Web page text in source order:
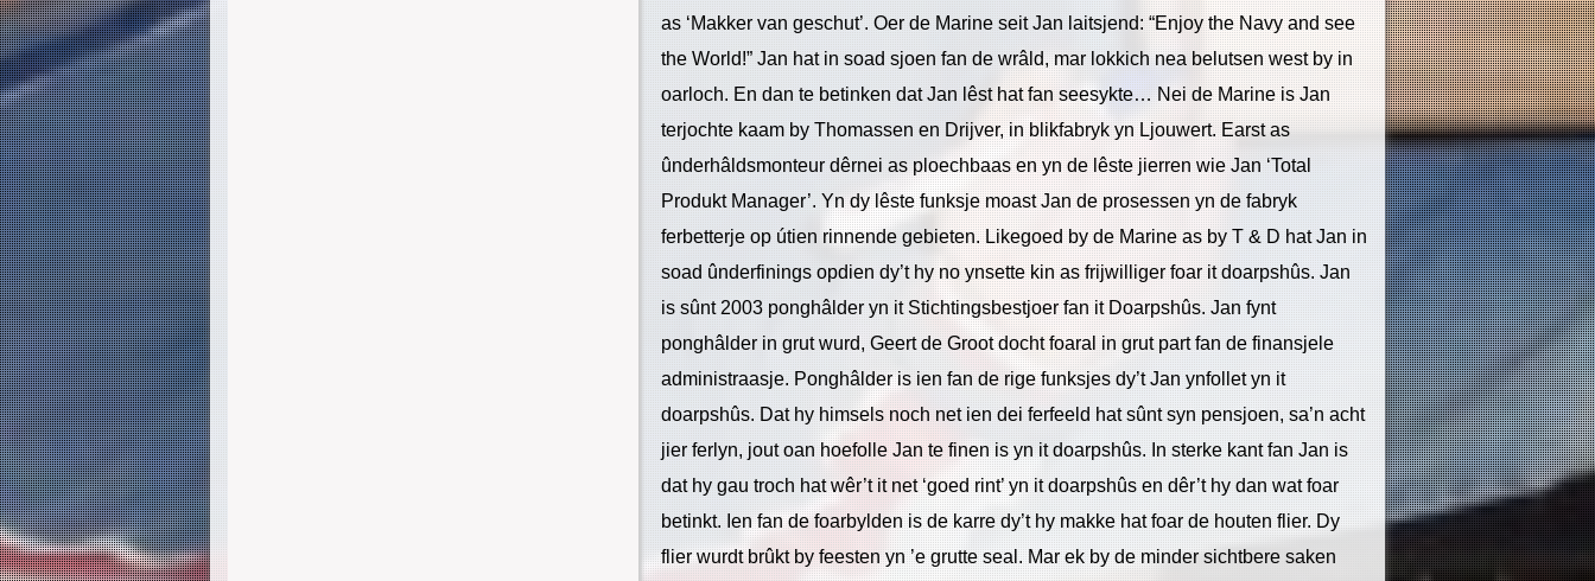
as ‘Makker van geschut’. Oer de Marine seit Jan laitsjend: “Enjoy the Navy and see
the World!” Jan hat in soad sjoen fan de wrâld, mar lokkich nea belutsen west by in
oarloch. En dan te betinken dat Jan lêst hat fan seesykte… Nei de Marine is Jan
terjochte kaam by Thomassen en Drijver, in blikfabryk yn Ljouwert. Earst as
ûnderhâldsmonteur dêrnei as ploechbaas en yn de lêste jierren wie Jan ‘Total
Produkt Manager’. Yn dy lêste funksje moast Jan de prosessen yn de fabryk
ferbetterje op útien rinnende gebieten. Likegoed by de Marine as by T & D hat Jan in
soad ûnderfinings opdien dy’t hy no ynsette kin as frijwilliger foar it doarpshûs. Jan
is sûnt 2003 ponghâlder yn it Stichtingsbestjoer fan it Doarpshûs. Jan fynt
ponghâlder in grut wurd, Geert de Groot docht foaral in grut part fan de finansjele
administraasje. Ponghâlder is ien fan de rige funksjes dy’t Jan ynfollet yn it
doarpshûs. Dat hy himsels noch net ien dei ferfeeld hat sûnt syn pensjoen, sa’n acht
jier ferlyn, jout oan hoefolle Jan te finen is yn it doarpshûs. In sterke kant fan Jan is
dat hy gau troch hat wêr’t it net ‘goed rint’ yn it doarpshûs en dêr’t hy dan wat foar
betinkt. Ien fan de foarbylden is de karre dy’t hy makke hat foar de houten flier. Dy
flier wurdt brûkt by feesten yn ’e grutte seal. Mar ek by de minder sichtbere saken